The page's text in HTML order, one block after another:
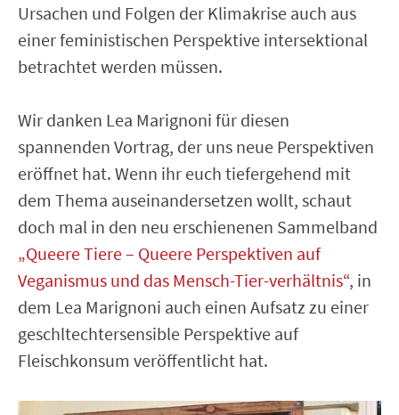
Ursachen und Folgen der Klimakrise auch aus
einer feministischen Perspektive intersektional
betrachtet werden müssen.
Wir danken Lea Marignoni für diesen
spannenden Vortrag, der uns neue Perspektiven
eröffnet hat. Wenn ihr euch tiefergehend mit
dem Thema auseinandersetzen wollt, schaut
doch mal in den neu erschienenen Sammelband
„Queere Tiere – Queere Perspektiven auf
Veganismus und das Mensch-Tier-verhältnis“, in
dem Lea Marignoni auch einen Aufsatz zu einer
geschltechtersensible Perspektive auf
Fleischkonsum veröffentlicht hat.